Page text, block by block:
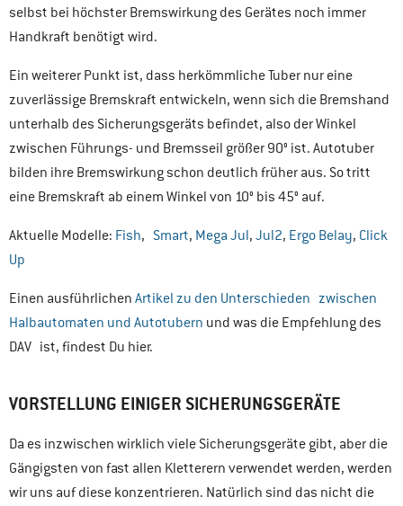
selbst bei höchster Bremswirkung des Gerätes noch immer
Handkraft benötigt wird.
Ein weiterer Punkt ist, dass herkömmliche Tuber nur eine
zuverlässige Bremskraft entwickeln, wenn sich die Bremshand
unterhalb des Sicherungsgeräts befindet, also der Winkel
zwischen Führungs- und Bremsseil größer 90° ist. Autotuber
bilden ihre Bremswirkung schon deutlich früher aus. So tritt
eine Bremskraft ab einem Winkel von 10° bis 45° auf.
Aktuelle Modelle: Fish, Smart, Mega Jul, Jul2, Ergo Belay, Click
Up
Einen ausführlichen Artikel zu den Unterschieden zwischen
Halbautomaten und Autotubern und was die Empfehlung des
DAV ist, findest Du hier.
VORSTELLUNG EINIGER SICHERUNGSGERÄTE
Da es inzwischen wirklich viele Sicherungsgeräte gibt, aber die
Gängigsten von fast allen Kletterern verwendet werden, werden
wir uns auf diese konzentrieren. Natürlich sind das nicht die